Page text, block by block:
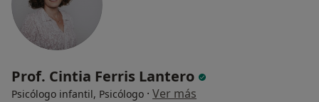
Prof. Cintia Ferris Lantero
Psicólogo infantil, Psicólogo · Ver más